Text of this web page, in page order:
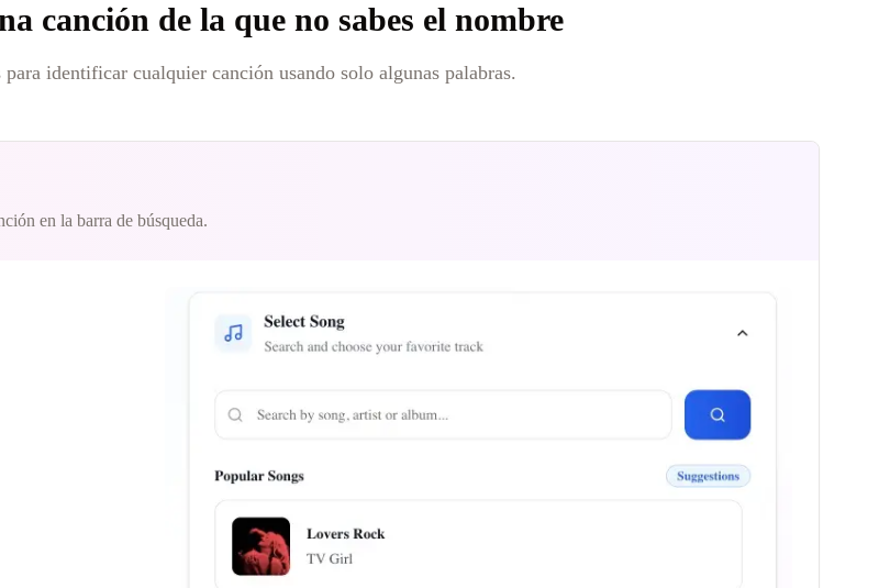
canción de la que no sabes el nombre
para identificar cualquier canción usando solo algunas palabras.
en la barra de búsqueda.